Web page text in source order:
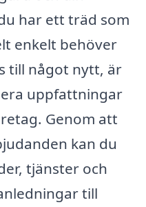
har ett träd som
enkelt behöver
till något nytt, är
uppfattningar
Genom att
kan du
tjänster och
till